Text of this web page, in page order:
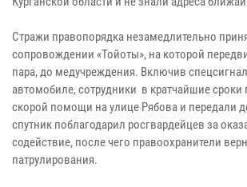
Стражи правопорядка незамедлительно
сопровождении «Тойоты», на которой
пара, до медучреждения. Включив
автомобиле, сотрудники в кратчайшие сроки
скорой помощи на улице Рябова и передали
спутник поблагодарил росгвардейцев за
содействие, после чего правоохранители
патрулирования.